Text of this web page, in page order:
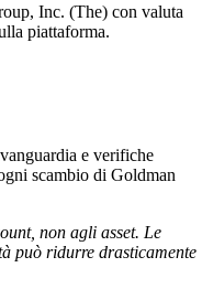
Inc. (The) con valuta
piattaforma.
e verifiche
scambio di Goldman
non agli asset. Le
può ridurre drasticamente